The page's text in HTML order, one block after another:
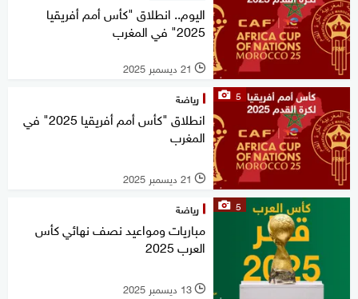
اليوم.. انطلاق "كأس أمم أفريقيا
2025" في المغرب
l 21 ديسمبر 2025
5 رياضة
انطلاق "كأس أمم أفريقيا 2025" في
المغرب
l 21 ديسمبر 2025
5 رياضة
مباريات ومواعيد نصف نهائي كأس
العرب 2025
l 13 ديسمبر 2025